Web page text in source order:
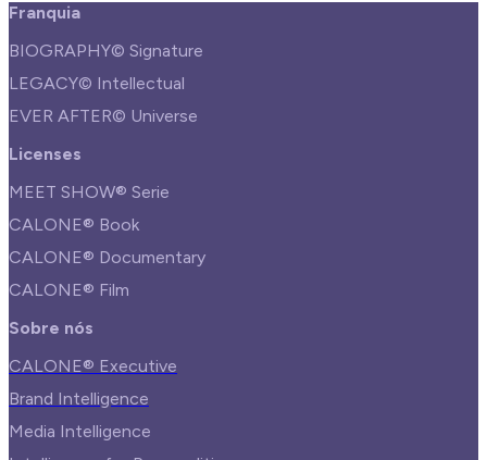
Franquia
BIOGRAPHY© Signature
LEGACY© Intellectual
EVER AFTER© Universe
Licenses
MEET SHOW® Serie
CALONE® Book
CALONE® Documentary
CALONE® Film
Sobre nós
CALONE® Executive
Brand Intelligence
Media Intelligence